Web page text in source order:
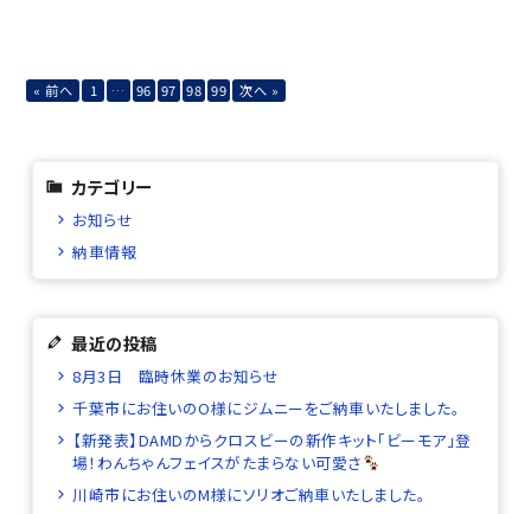
« 前へ 1 … 96 97 98 99 次へ »
カテゴリー
お知らせ
納車情報
最近の投稿
8月3日 臨時休業のお知らせ
千葉市にお住いのO様にジムニーをご納車いたしました。
【新発表】DAMDからクロスビーの新作キット「ビーモア」登
場！わんちゃんフェイスがたまらない可愛さ
川崎市にお住いのM様にソリオご納車いたしました。